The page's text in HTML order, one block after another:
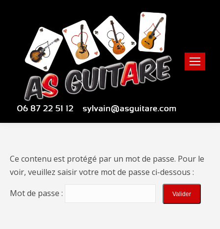
Ce contenu est protégé par un mot de passe. Pour le
voir, veuillez saisir votre mot de passe ci-dessous :
Mot de passe :